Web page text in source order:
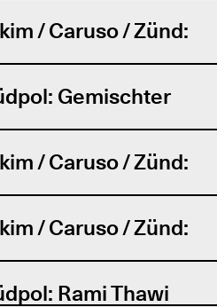
/ Caruso / Zünd:
Gemischter
/ Caruso / Zünd:
/ Caruso / Zünd:
Rami Thawi